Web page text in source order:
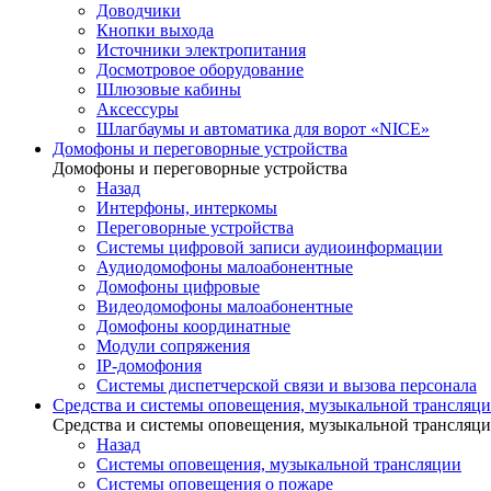
Доводчики
Кнопки выхода
Источники электропитания
Досмотровое оборудование
Шлюзовые кабины
Аксессуры
Шлагбаумы и автоматика для ворот «NICE»
Домофоны и переговорные устройства
Домофоны и переговорные устройства
Назад
Интерфоны, интеркомы
Переговорные устройства
Системы цифровой записи аудиоинформации
Аудиодомофоны малоабонентные
Домофоны цифровые
Видеодомофоны малоабонентные
Домофоны координатные
Модули сопряжения
IP-домофония
Системы диспетчерской связи и вызова персонала
Средства и системы оповещения, музыкальной
Средства и системы оповещения, музыкальной
Назад
Системы оповещения, музыкальной трансляции
Системы оповещения о пожаре